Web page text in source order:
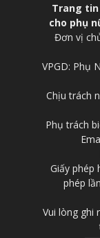
Trang tin
cho phụ
Đơn vị
VPGD: Phụ
Chịu trách
Phụ trách
Giấy phép
phép
Vui lòng ghi